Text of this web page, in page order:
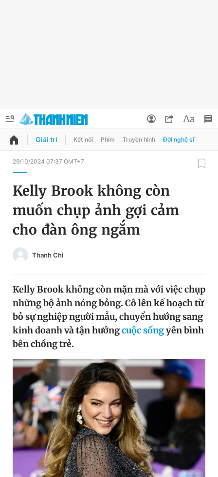
QUẢNG CÁO
Chuyên mục
Chuyên mục khác
Chào ngày mới
Video Magazine
Sản phẩm khác
Tiện ích Bạn cần biết
Thông tin tòa soạn Liên hệ quảng cáo
Đọc Thanh Niên trên điện thoại
Đổi mật khẩu
Tin đã lưu
Giải trí Kết nối Phim Truyền hình Đời nghệ sĩ
29/10/2024 07:37 GMT+7
Kelly Brook không còn
muốn chụp ảnh gợi cảm
cho đàn ông ngắm
Thanh Chi
Kelly Brook không còn mặn mà với việc chụp
những bộ ảnh nóng bỏng. Cô lên kế hoạch từ
bỏ sự nghiệp người mẫu, chuyển hướng sang
kinh doanh và tận hưởngcuộc sốngyên bình
bên chồng trẻ.